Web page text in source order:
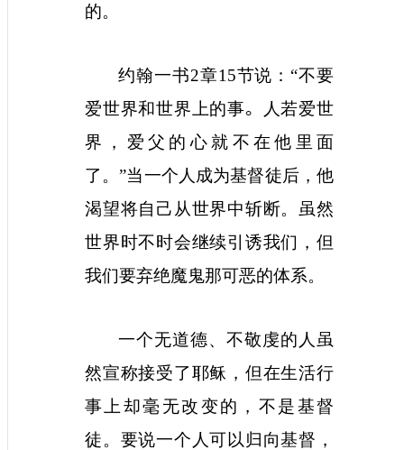
的。
约翰一书2章15节说：“不要
爱世界和世界上的事。
人若爱世
界，爱父的心就不在他里面
了。”当一个人成为基督徒后，他
渴望将自己从世界中斩断。虽然
世界时不时会继续引诱我们，但
我们要弃绝魔鬼那可恶的体系。
一个无道德、不敬虔的人虽
然宣称接受了耶稣，但在生活行
事上却毫无改变的，不是基督
徒。要说一个人可以归向基督，